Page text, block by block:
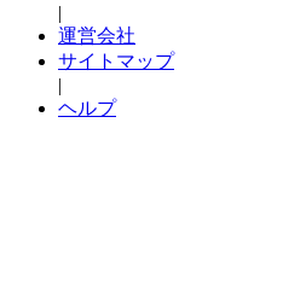
|
運営会社
サイトマップ
|
ヘルプ